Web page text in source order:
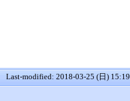
Last-modified: 2018-03-25 (日) 15:19